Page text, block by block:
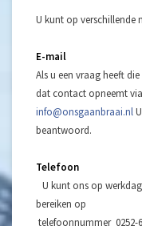
U kunt op verschillende
E-mail
Als u een vraag heeft
dat contact opneemt
info@onsgaanbraai.nl
beantwoord.
Telefoon
U kunt ons op
bereiken op
telefoonnummer 0252-